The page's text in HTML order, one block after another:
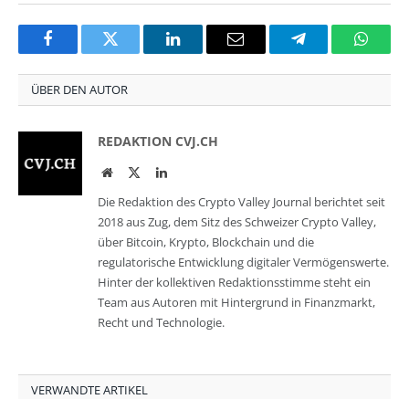
FacebookTwitter LinkedInEmail Telegram
ÜBER DEN AUTOR
REDAKTION CVJ.CH
WebsiteTwitterLinkedIn
Die Redaktion des Crypto Valley Journal berichtet seit
2018 aus Zug, dem Sitz des Schweizer Crypto Valley,
über Bitcoin, Krypto, Blockchain und die
regulatorische Entwicklung digitaler Vermögenswerte.
Hinter der kollektiven Redaktionsstimme steht ein
Team aus Autoren mit Hintergrund in Finanzmarkt,
Recht und Technologie.
VERWANDTE ARTIKEL